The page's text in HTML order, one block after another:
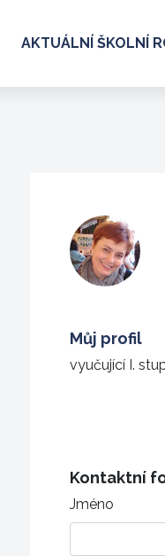
AKTUÁLNÍ ŠKOLNÍ
Můj profil
vyučující I.
Kontaktní
Jméno